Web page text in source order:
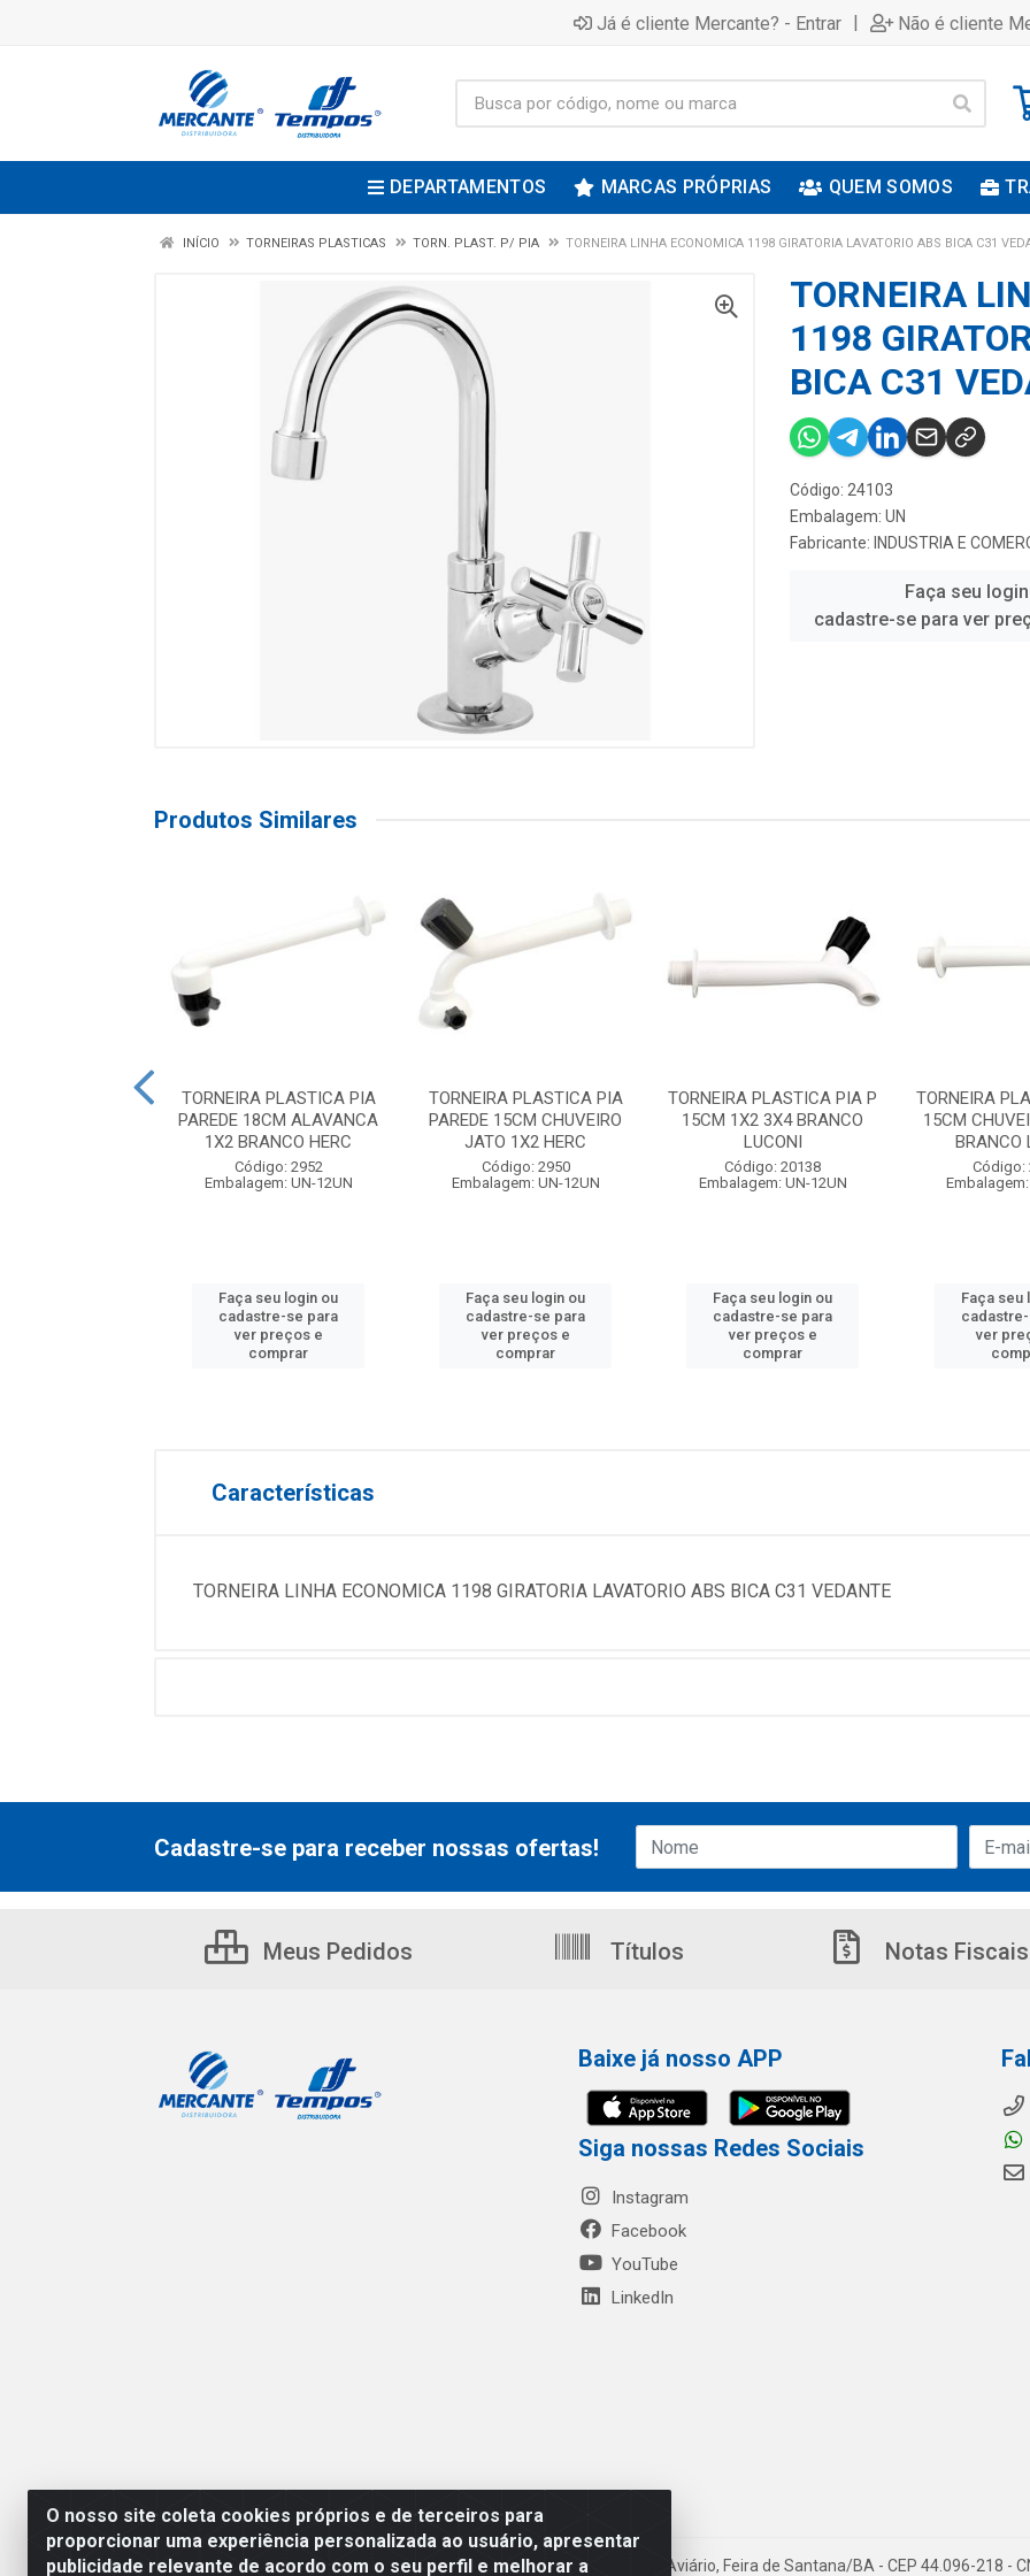
Já é cliente Mercante? - Entrar | Não é cliente
DEPARTAMENTOS MARCAS PRÓPRIAS QUEM SOMOS
INÍCIO TORNEIRAS PLASTICAS TORN. PLAST. P/ PIA TORNEIRA LINHA ECONOMICA 1198 GIRATORIA LAVATORIO ABS BICA C31
TORNEIRA
1198
BICA C31
Código: 24103
Embalagem: UN
Fabricante: INDUSTRIA E
Faça seu
cadastre-se para ver
Produtos Similares
TORNEIRA PLASTICA PIA
PAREDE 18CM ALAVANCA
1X2 BRANCO HERC
Código: 2952
Embalagem: UN-12UN
Faça seu login ou
cadastre-se para
ver preços e
comprar
TORNEIRA PLASTICA PIA
PAREDE 15CM CHUVEIRO
JATO 1X2 HERC
Código: 2950
Embalagem: UN-12UN
Faça seu login ou
cadastre-se para
ver preços e
comprar
TORNEIRA PLASTICA PIA P
15CM 1X2 3X4 BRANCO
LUCONI
Código: 20138
Embalagem: UN-12UN
Faça seu login ou
cadastre-se para
ver preços e
comprar
TORNEIRA
15CM
BRANCO
Código:
Faça seu
ver
Características
TORNEIRA LINHA ECONOMICA 1198 GIRATORIA LAVATORIO ABS BICA C31 VEDANTE
O nosso site coleta cookies próprios e de terceiros para
proporcionar uma experiência personalizada ao usuário, apresentar
publicidade relevante de acordo com o seu perfil e melhorar a
Cadastre-se para receber nossas ofertas!
Meus Pedidos Títulos Notas Fiscais
Baixe já nosso APP
Siga nossas Redes Sociais
Instagram
Facebook
YouTube
LinkedIn
Mercante Distribuidora - Rua Mercante, 699 - Aviário, Feira de Santana/BA - CEP 44.096-218 -